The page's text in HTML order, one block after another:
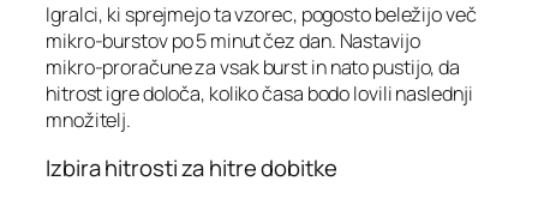
Igralci, ki sprejmejo ta vzorec, pogosto beležijo več
mikro‑burstov po 5 minut čez dan. Nastavijo
mikro‑proračune za vsak burst in nato pustijo, da
hitrost igre določa, koliko časa bodo lovili naslednji
množitelj.
Izbira hitrosti za hitre dobitke